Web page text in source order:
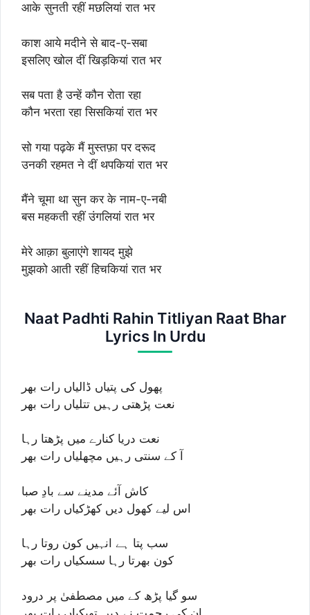
आके सुनती रहीं मछलियां रात भर
काश आये मदीने से बाद-ए-सबा
इसलिए खोल दीं खिड़कियां रात भर
सब पता है उन्हें कौन रोता रहा
कौन भरता रहा सिसकियां रात भर
सो गया पढ़के मैं मुस्तफ़ा पर दरूद
उनकी रहमत ने दीं थपकियां रात भर
मैंने चूमा था सुन कर के नाम-ए-नबी
बस महकती रहीं उंगलियां रात भर
मेरे आक़ा बुलाएंगे शायद मुझे
मुझको आती रहीं हिचकियां रात भर
Naat Padhti Rahin Titliyan Raat Bhar
Lyrics In Urdu
پھول کی پتیاں ڈالیاں رات بھر
نعت پڑھتی رہیں تتلیاں رات بھر
نعت دریا کنارے میں پڑھتا رہا
آ کے سنتی رہیں مچھلیاں رات بھر
کاش آئے مدینے سے بادِ صبا
اس لیے کھول دیں کھڑکیاں رات بھر
سب پتا ہے انہیں کون روتا رہا
کون بھرتا رہا سسکیاں رات بھر
سو گیا پڑھ کے میں مصطفیٰ پر درود